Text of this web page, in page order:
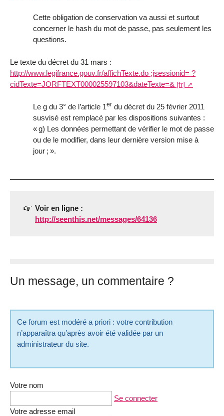
Cette obligation de conservation va aussi et surtout
concerner le hash du mot de passe, pas seulement les
questions.
Le texte du décret du 31 mars :
http://www.legifrance.gouv.fr/affichTexte.do ;jsessionid= ?
cidTexte=JORFTEXT000025597103&dateTexte=&
Le g du 3° de l’article 1er du décret du 25 février 2011
susvisé est remplacé par les dispositions suivantes :
« g) Les données permettant de vérifier le mot de passe
ou de le modifier, dans leur dernière version mise à
jour ; ».
Voir en ligne :
http://seenthis.net/messages/64136
Un message, un commentaire ?
Ce forum est modéré a priori : votre contribution
n’apparaîtra qu’après avoir été validée par un
administrateur du site.
Votre nom
Se connecter
Votre adresse email